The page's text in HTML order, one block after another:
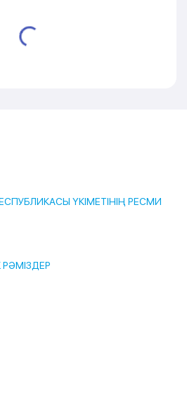
ҮКІМЕТІНІҢ РЕСМИ